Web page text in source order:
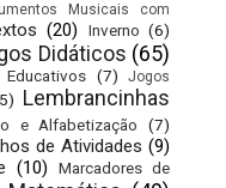
Musicais com
(20) Inverno (6)
Didáticos (65)
(7)
Jogos
Lembrancinhas
e Alfabetização
(7)
de Atividades (9)
(10)
Marcadores de